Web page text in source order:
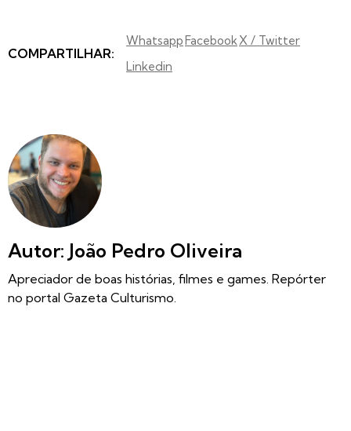
COMPARTILHAR:
WhatsappFacebookX / Twitter
Linkedin
Autor: João Pedro Oliveira
Apreciador de boas histórias, filmes e games. Repórter
no portal Gazeta Culturismo.